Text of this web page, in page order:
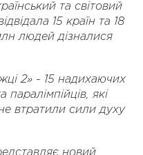
та світовий
15 країн та 18
людей дізналися
2» - 15 надихаючих
паралімпійців, які
втратили сили духу
новий